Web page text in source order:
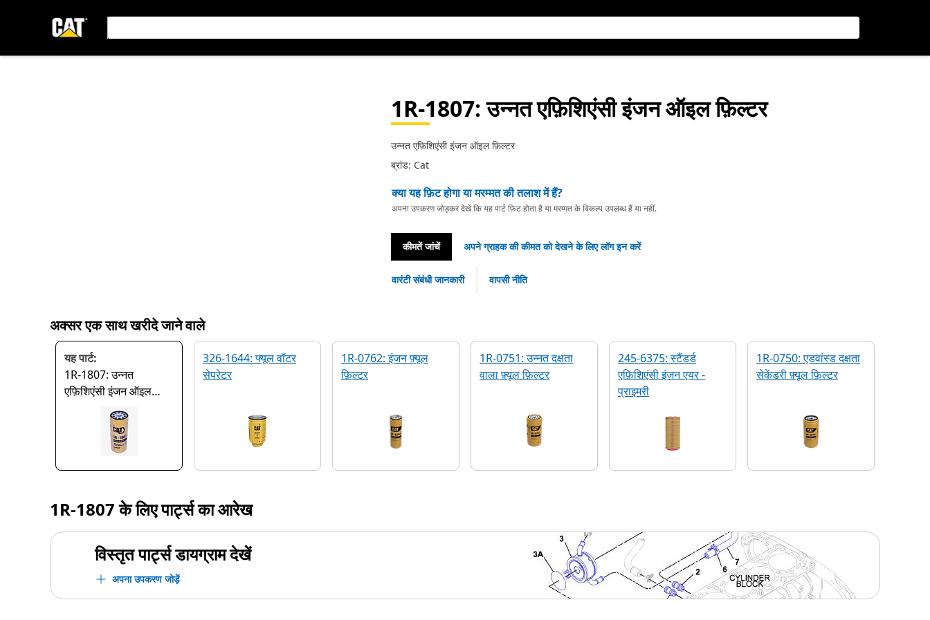
1R-1807: उन्नत एफ़िशिएंसी इंजन ऑइल फ़िल्टर
उन्नत एफ़िशिएंसी इंजन ऑइल फ़िल्टर
ब्रांड: Cat
क्या यह फ़िट होगा या मरम्मत की तलाश में हैं?
अपना उपकरण जोड़कर देखें कि यह पार्ट फ़िट होता है या मरम्मत के विकल्प उपलब्ध हैं या नहीं.
कीमतें जांचें अपने ग्राहक की कीमत को देखने के लिए लॉग इन करें
वारंटी संबंधी जानकारी वापसी नीति
अक्सर एक साथ खरीदे जाने वाले
यह पार्ट:
1R-1807: उन्नत
एफ़िशिएंसी इंजन ऑइल
326-1644: फ्यूल वॉटर
सेपरेटर
1R-0762: इंजन फ़्यूल
फ़िल्टर
1R-0751: उन्नत दक्षता
वाला फ़्यूल फ़िल्टर
245-6375: स्टैंडर्ड
एफ़िशिएंसी इंजन एयर -
प्राइमरी
1R-0750: एडवांस्ड दक्षता
सेकेंडरी फ़्यूल फ़िल्टर
1R-1807के लिए पार्ट्स का आरेख
विस्तृत पार्ट्स डायग्राम देखें
अपना उपकरण जोड़ें